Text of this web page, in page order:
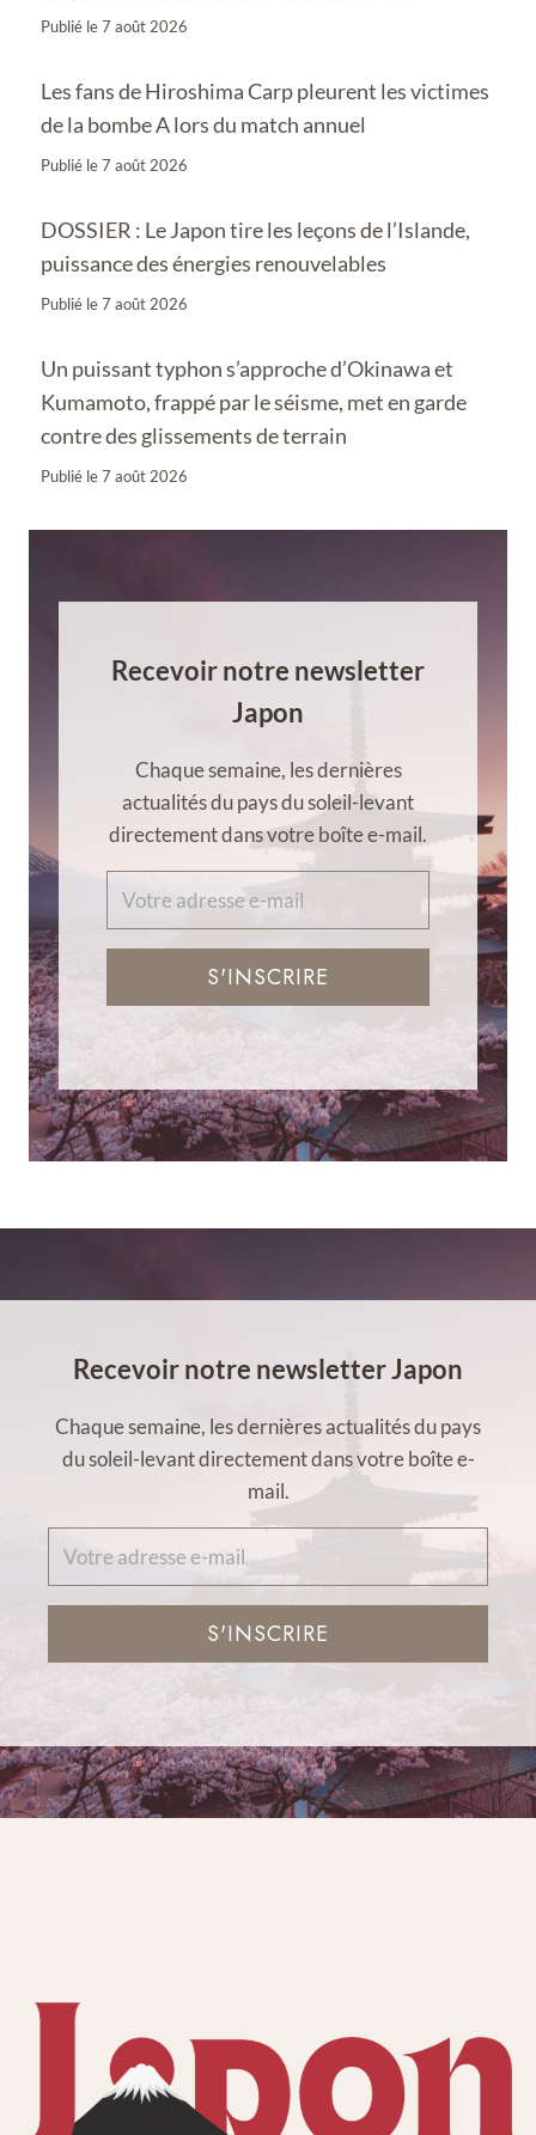
Publié le7 août 2026
Les fans de Hiroshima Carp pleurent les victimes
de la bombe A lors du match annuel
Publié le7 août 2026
DOSSIER : Le Japon tire les leçons de l’Islande,
puissance des énergies renouvelables
Publié le7 août 2026
Un puissant typhon s’approche d’Okinawa et
Kumamoto, frappé par le séisme, met en garde
contre des glissements de terrain
Publié le7 août 2026
Recevoir notre newsletter
Japon
Chaque semaine, les dernières
actualités du pays du soleil-levant
directement dans votre boîte e-mail.
S'INSCRIRE
Recevoir notre newsletter Japon
Chaque semaine, les dernières actualités du pays
du soleil-levant directement dans votre boîte e-
mail.
S'INSCRIRE